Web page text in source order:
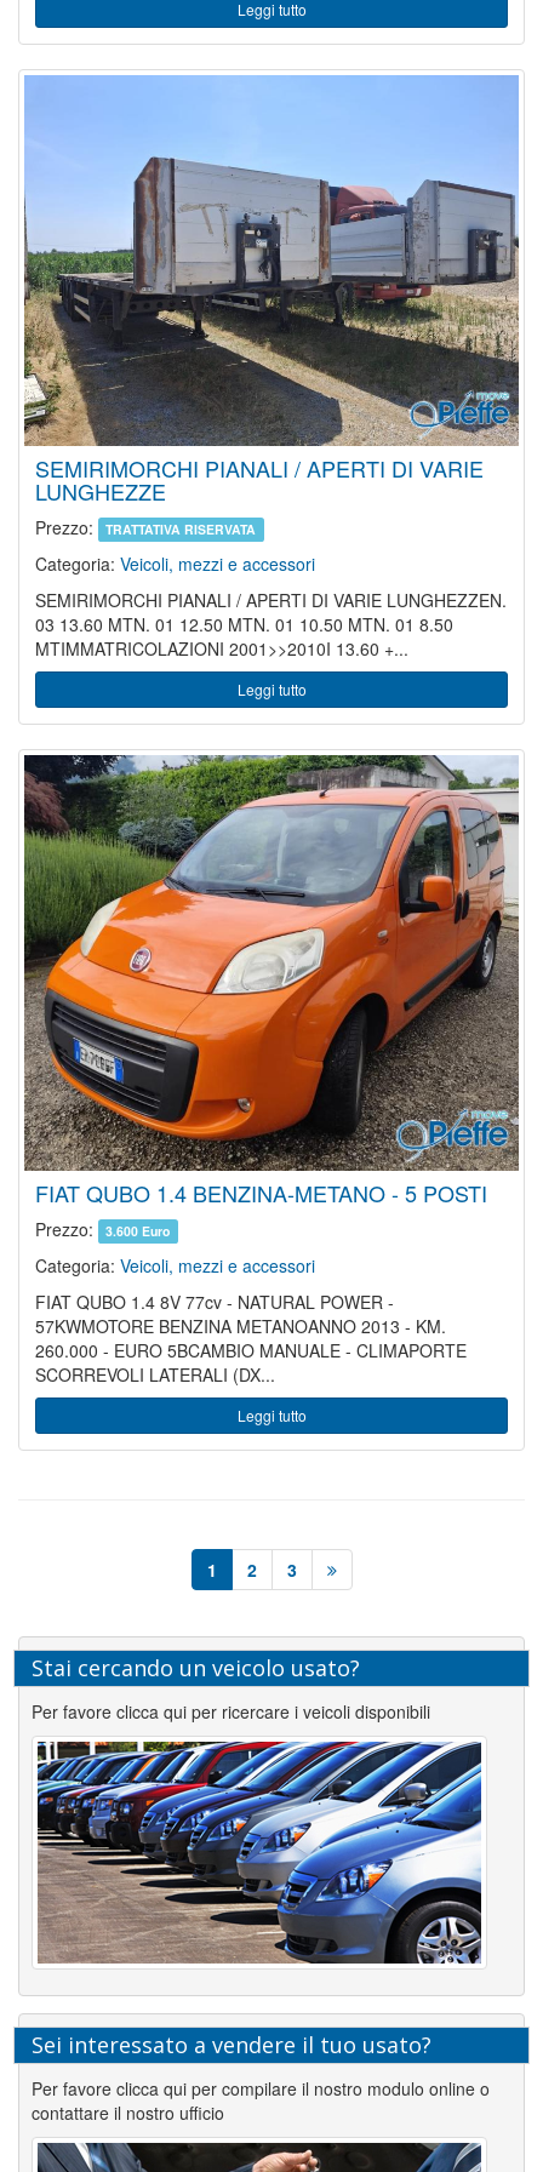
Leggi tutto
SEMIRIMORCHI PIANALI / APERTI DI VARIE
LUNGHEZZE
Prezzo: TRATTATIVA RISERVATA
Categoria: Veicoli, mezzi e accessori
SEMIRIMORCHI PIANALI / APERTI DI VARIE LUNGHEZZEN.
03 13.60 MTN. 01 12.50 MTN. 01 10.50 MTN. 01 8.50
MTIMMATRICOLAZIONI 2001>>2010I 13.60 +...
Leggi tutto
FIAT QUBO 1.4 BENZINA-METANO - 5 POSTI
Prezzo: 3.600 Euro
Categoria: Veicoli, mezzi e accessori
FIAT QUBO 1.4 8V 77cv - NATURAL POWER -
57KWMOTORE BENZINA METANOANNO 2013 - KM.
260.000 - EURO 5BCAMBIO MANUALE - CLIMAPORTE
SCORREVOLI LATERALI (DX...
Leggi tutto
1 2 3
Stai cercando un veicolo usato?
Per favore clicca qui per ricercare i veicoli disponibili
Sei interessato a vendere il tuo usato?
Per favore clicca qui per compilare il nostro modulo online o
contattare il nostro ufficio